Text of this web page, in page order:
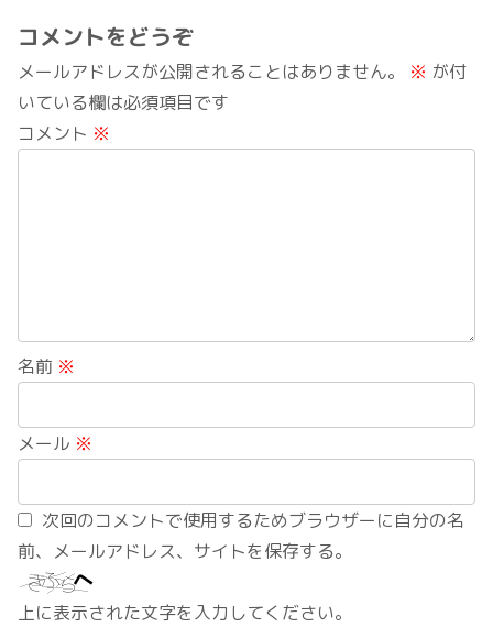
コメントをどうぞ
メールアドレスが公開されることはありません。 ※ が付
いている欄は必須項目です
コメント ※
名前 ※
メール ※
次回のコメントで使用するためブラウザーに自分の名
前、メールアドレス、サイトを保存する。
上に表示された文字を入力してください。